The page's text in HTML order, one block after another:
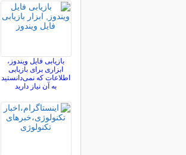
بازیابی فایل ویندوز،
ابزاری برای بازیابی
اطلاعات که نمی‌دانستید
به آن نیاز دارید